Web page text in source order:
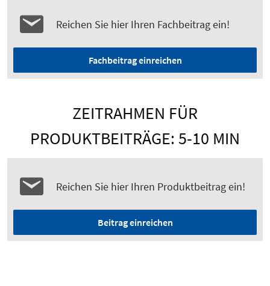
Reichen Sie hier Ihren Fachbeitrag ein!
Fachbeitrag einreichen
ZEITRAHMEN FÜR
PRODUKTBEITRÄGE: 5-10 MIN
Reichen Sie hier Ihren Produktbeitrag ein!
Beitrag einreichen